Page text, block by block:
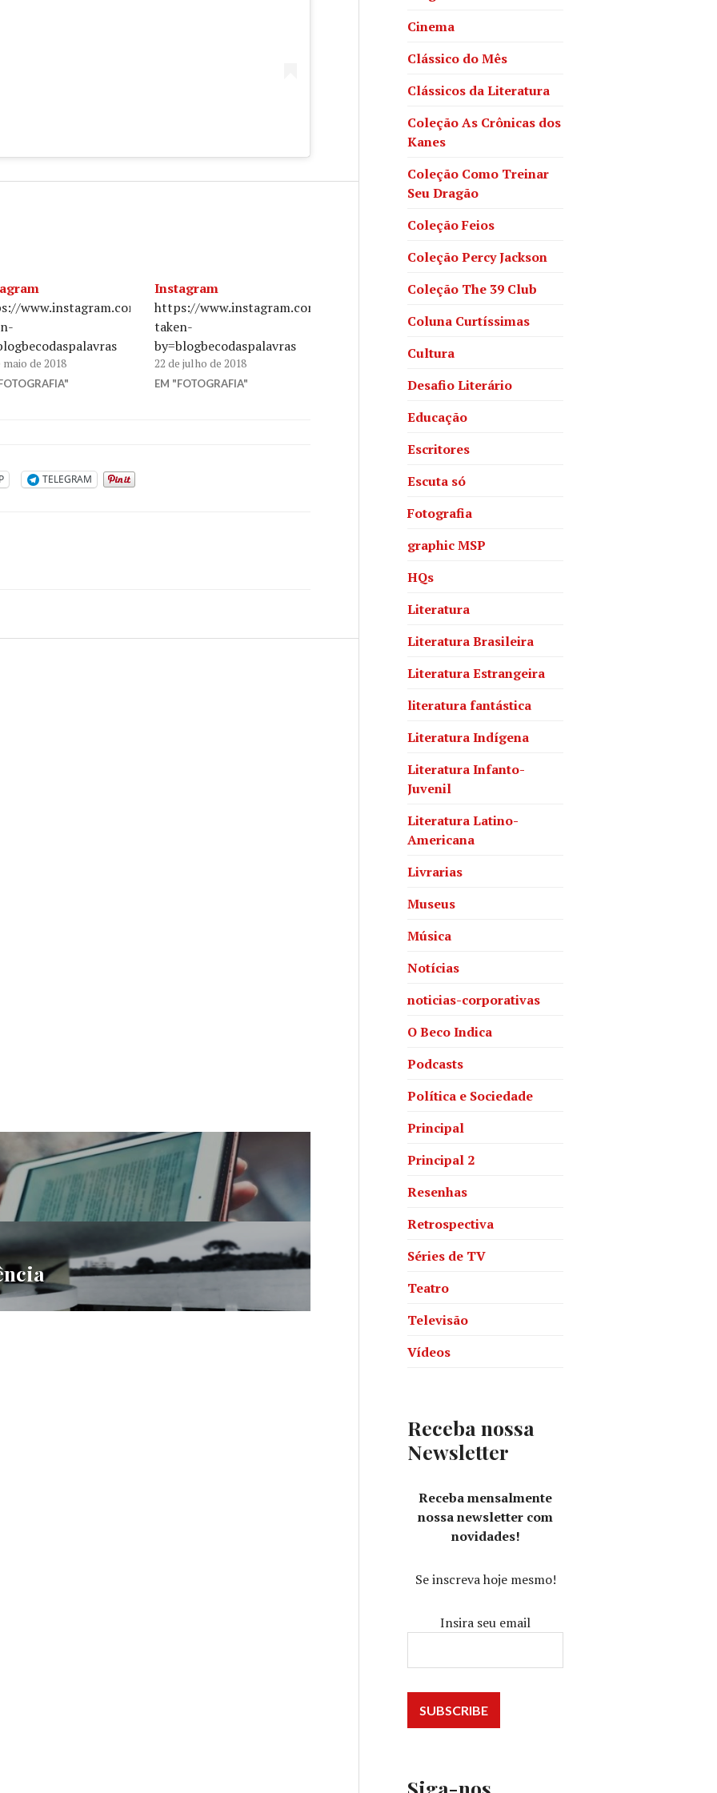
?
www.instagram.com/p/BUmK1tLgYGX/?
maio de 2018
Instagram
https://www.instagram.com/p/BYRSWxWgBej/?
taken-
by=blogbecodaspalavras
22 de julho de 2018
EM "FOTOGRAFIA"
TELEGRAM
Cinema
Clássico do Mês
Clássicos da Literatura
Coleção As Crônicas dos
Kanes
Coleção Como Treinar
Seu Dragão
Coleção Feios
Coleção Percy Jackson
Coleção The 39 Club
Coluna Curtíssimas
Cultura
Desafio Literário
Educação
Escritores
Escuta só
Fotografia
graphic MSP
HQs
Literatura
Literatura Brasileira
Literatura Estrangeira
literatura fantástica
Literatura Indígena
Literatura Infanto-
Juvenil
Literatura Latino-
Americana
Livrarias
Museus
Música
Notícias
noticias-corporativas
O Beco Indica
Podcasts
Política e Sociedade
Principal
Principal 2
Resenhas
Retrospectiva
Séries de TV
Teatro
Televisão
Vídeos
Receba nossa
Newsletter
Receba mensalmente
nossa newsletter com
novidades!
Se inscreva hoje mesmo!
Insira seu email